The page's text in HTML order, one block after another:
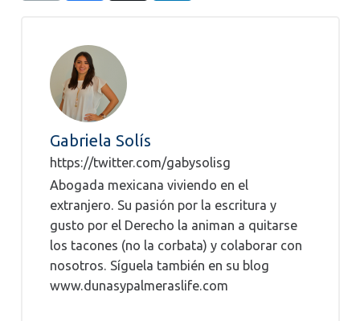
Gabriela Solís
https://twitter.com/gabysolisg
Abogada mexicana viviendo en el
extranjero. Su pasión por la escritura y
gusto por el Derecho la animan a quitarse
los tacones (no la corbata) y colaborar con
nosotros. Síguela también en su blog
www.dunasypalmeraslife.com